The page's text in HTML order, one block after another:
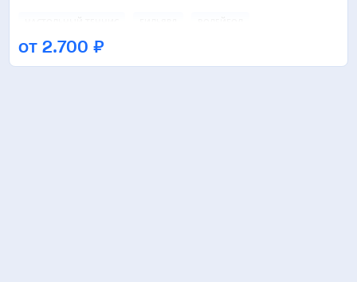
НАСТОЛЬНЫЙ ТЕННИС ВОЛЕЙБОЛ
БАССЕЙН БАССЕЙН
от 2.700 ₽